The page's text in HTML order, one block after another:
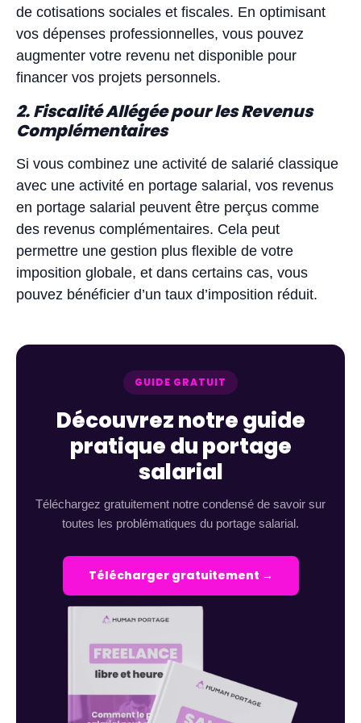
de cotisations sociales et fiscales. En optimisant
vos dépenses professionnelles, vous pouvez
augmenter votre revenu net disponible pour
financer vos projets personnels.
2. Fiscalité Allégée pour les Revenus
Complémentaires
Si vous combinez une activité de salarié classique
avec une activité en portage salarial, vos revenus
en portage salarial peuvent être perçus comme
des revenus complémentaires. Cela peut
permettre une gestion plus flexible de votre
imposition globale, et dans certains cas, vous
pouvez bénéficier d’un taux d’imposition réduit.
GUIDE GRATUIT
Découvrez notre guide
pratique du portage
salarial
Téléchargez gratuitement notre condensé de savoir sur
toutes les problématiques du portage salarial.
Télécharger gratuitement →